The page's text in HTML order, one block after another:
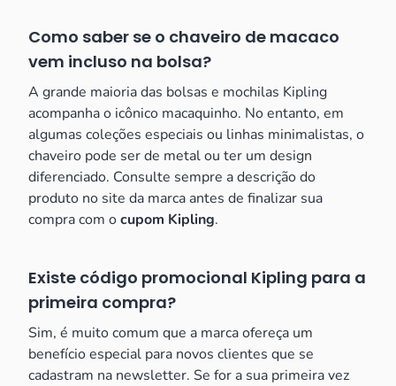
Como saber se o chaveiro de macaco
vem incluso na bolsa?
A grande maioria das bolsas e mochilas Kipling
acompanha o icônico macaquinho. No entanto, em
algumas coleções especiais ou linhas minimalistas, o
chaveiro pode ser de metal ou ter um design
diferenciado. Consulte sempre a descrição do
produto no site da marca antes de finalizar sua
compra com ocupom Kipling.
Existe código promocional Kipling para a
primeira compra?
Sim, é muito comum que a marca ofereça um
benefício especial para novos clientes que se
cadastram na newsletter. Se for a sua primeira vez